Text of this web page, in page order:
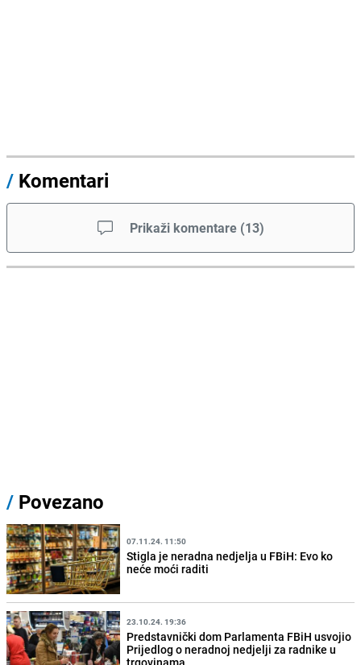
/ Komentari
Prikaži komentare (13)
/ Povezano
07.11.24. 11:50
Stigla je neradna nedjelja u FBiH: Evo ko
neće moći raditi
23.10.24. 19:36
Predstavnički dom Parlamenta FBiH usvojio
Prijedlog o neradnoj nedjelji za radnike u